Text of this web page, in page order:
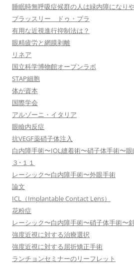
睡眠時無呼吸症候群の人は緑内障になり
ブラッスリー ドゥ・プラ
有用な近視進行抑制法は？
眼精疲労と網膜剥離
リネア
国立科学博物館オープンラボ
STAP細胞
体が資本
国際学会
アルゾーニ・イタリア
眼瞼内反症
抗VEGF薬硝子体注入
白内障手術〜IOL縫着術〜硝子体手術〜
３･１１
レーシック〜白内障手術〜外眼手術
論文
ICL（Implantable Contact Lens）
花粉症
レーシック〜白内障手術〜硝子体手術〜
強度近視に対する治療選択
強度近視に対する屈折矯正手術
ランチョンセミナーのリーフレット